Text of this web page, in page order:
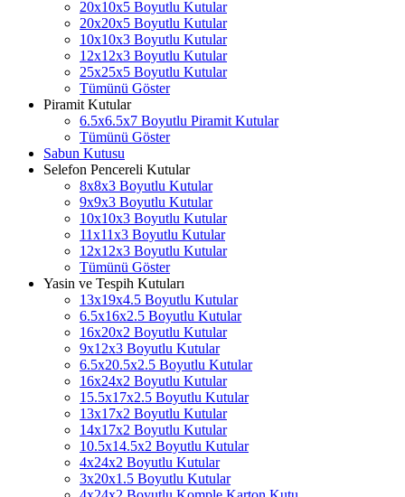
20x10x5 Boyutlu Kutular
20x20x5 Boyutlu Kutular
10x10x3 Boyutlu Kutular
12x12x3 Boyutlu Kutular
25x25x5 Boyutlu Kutular
Tümünü Göster
Piramit Kutular
6.5x6.5x7 Boyutlu Piramit Kutular
Tümünü Göster
Sabun Kutusu
Selefon Pencereli Kutular
8x8x3 Boyutlu Kutular
9x9x3 Boyutlu Kutular
10x10x3 Boyutlu Kutular
11x11x3 Boyutlu Kutular
12x12x3 Boyutlu Kutular
Tümünü Göster
Yasin ve Tespih Kutuları
13x19x4.5 Boyutlu Kutular
6.5x16x2.5 Boyutlu Kutular
16x20x2 Boyutlu Kutular
9x12x3 Boyutlu Kutular
6.5x20.5x2.5 Boyutlu Kutular
16x24x2 Boyutlu Kutular
15.5x17x2.5 Boyutlu Kutular
13x17x2 Boyutlu Kutular
14x17x2 Boyutlu Kutular
10.5x14.5x2 Boyutlu Kutular
4x24x2 Boyutlu Kutular
3x20x1.5 Boyutlu Kutular